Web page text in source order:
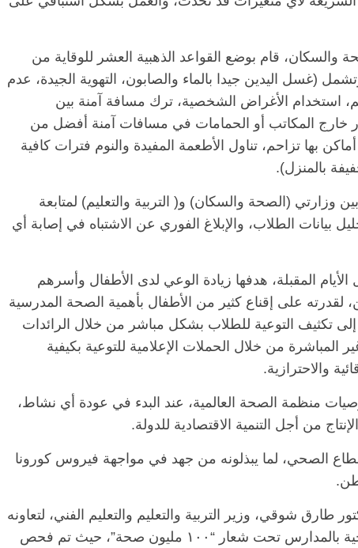
قام بوضع القواعد الذهبية العشر للوقاية من
(غسل اليدين جيدا بالماء والصابون، التهوية الجيدة، عدم
الأغراض الشخصية، ترك مسافة آمنة بين
خارج المكاتب أو الحمامات في مسافات آمنة أفضل من
بها تزاحم، تناول الأطعمة المفيدة والنوم فترات كافية
بالمنزل).
وزارتي (الصحة والسكان) و( التربية والتعليم) لمتابعة
بيانات الطلاب، والإبلاغ الفوري عن الاشتباه في إصابة أي
المقبلة، هدفها زيادة الوعي لدى الأطفال وأسرهم
لقدرته على إقناع كثير من الأطفال بأهمية الصحة المدرسية
تكثيف التوعية للطلاب بشكل مباشر من خلال الرائدات
المباشرة من خلال الحملات الإعلامية للتوعية بكيفية
والاحترازية.
منظمة الصحة العالمية، عند البدء في عودة أي نشاط،
من أجل التنمية الاقتصادية للدولة.
الصحي، لما يبذلونه من جهد في مواجهة فيروس كورونا
شوقي، وزير التربية والتعليم والتعليم الفني، لتعاونه
الدائم مع الوزارة، منذ انطلاق المبادرات الصحية بالمدارس تحت شعار “١٠٠ مليون صحة”، حيث تم فحص
الرئيسية مصر ناس وناس
حسين عبدالهادي فارس مقاومة
الخصخصة الذي دافع عن المال العام
(بروفايل)
وناس
نور فرحات فقيه
الوطن وانحاز